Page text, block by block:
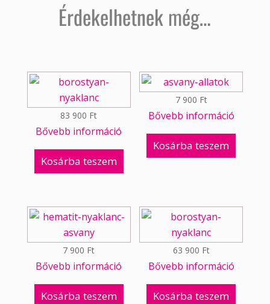
Érdekelhetnek még…
83 900 Ft
Bővebb információ
Kosárba teszem
7 900 Ft
Bővebb információ
Kosárba teszem
7 900 Ft
Bővebb információ
Kosárba teszem
63 900 Ft
Bővebb információ
Kosárba teszem